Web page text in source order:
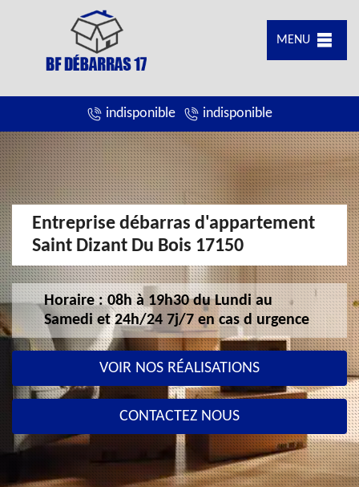
MENU
indisponible indisponible
Entreprise débarras d'appartement
Saint Dizant Du Bois 17150
Horaire : 08h à 19h30 du Lundi au
Samedi et 24h/24 7j/7 en cas d urgence
VOIR NOS RÉALISATIONS
CONTACTEZ NOUS